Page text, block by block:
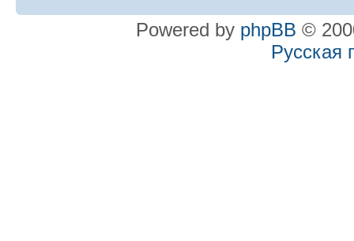
Powered by phpBB ©
Русская